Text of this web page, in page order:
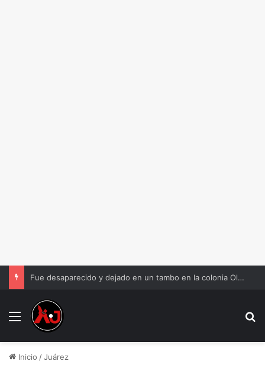
Fue desaparecido y dejado en un tambo en la colonia Olivia Espinoza
Menu
Inicio /Juárez